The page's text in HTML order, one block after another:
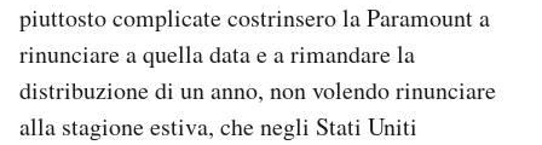
piuttosto complicate costrinsero la Paramount a
rinunciare a quella data e a rimandare la
distribuzione di un anno, non volendo rinunciare
alla stagione estiva, che negli Stati Uniti